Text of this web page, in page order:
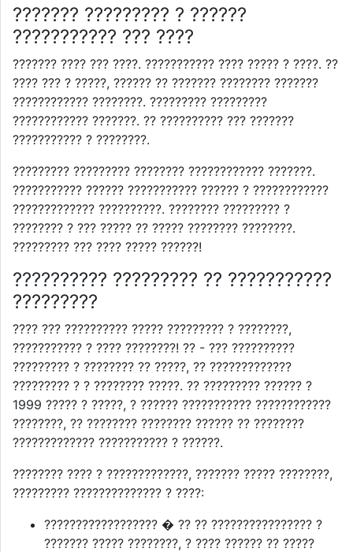
??????? ????????? ? ??????
??????????? ??? ????
??????? ???? ??? ????. ??????????? ???? ????? ? ????. ??
???? ??? ? ?????, ?????? ?? ??????? ???????? ???????
???????????? ????????. ????????? ?????????
???????????? ???????. ?? ?????????? ??? ???????
??????????? ? ????????.
????????? ????????? ???????? ???????????? ???????.
??????????? ?????? ??????????? ?????? ? ????????????
????????????? ??????????. ???????? ????????? ?
???????? ? ??? ????? ?? ????? ???????? ????????.
????????? ??? ???? ????? ??????!
?????????? ????????? ?? ???????????
?????????
???? ??? ?????????? ????? ????????? ? ????????,
??????????? ? ???? ????????! ?? - ??? ??????????
????????? ? ???????? ?? ?????, ?? ?????????????
????????? ? ? ???????? ?????. ?? ????????? ?????? ?
1999 ????? ? ?????, ? ?????? ??????????? ????????????
????????, ?? ???????? ???????? ?????? ?? ????????
????????????? ??????????? ? ??????.
???????? ???? ? ?????????????, ??????? ????? ????????,
????????? ?????????????? ? ????:
?????????????????? � ?? ?? ???????????????? ?
??????? ????? ????????, ? ???? ?????? ?? ?????